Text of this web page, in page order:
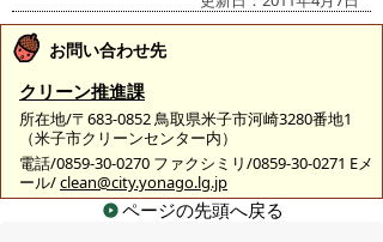
お問い合わせ先
クリーン推進課
所在地/〒683-0852 鳥取県米子市河崎3280番地1
（米子市クリーンセンター内）
電話/0859-30-0270 ファクシミリ/0859-30-0271 Eメ
ール/clean@city.yonago.lg.jp
ページの先頭へ戻る